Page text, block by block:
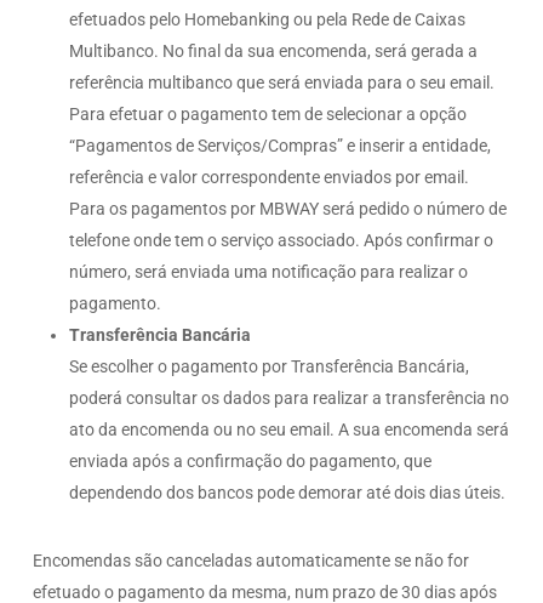
efetuados pelo Homebanking ou pela Rede de Caixas
Multibanco. No final da sua encomenda, será gerada a
referência multibanco que será enviada para o seu email.
Para efetuar o pagamento tem de selecionar a opção
“Pagamentos de Serviços/Compras” e inserir a entidade,
referência e valor correspondente enviados por email.
Para os pagamentos por MBWAY será pedido o número de
telefone onde tem o serviço associado. Após confirmar o
número, será enviada uma notificação para realizar o
pagamento.
Transferência Bancária
Se escolher o pagamento por Transferência Bancária,
poderá consultar os dados para realizar a transferência no
ato da encomenda ou no seu email. A sua encomenda será
enviada após a confirmação do pagamento, que
dependendo dos bancos pode demorar até dois dias úteis.
Encomendas são canceladas automaticamente se não for
efetuado o pagamento da mesma, num prazo de 30 dias após